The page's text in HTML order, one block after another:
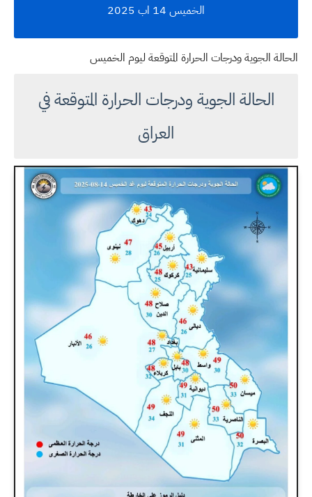
الخميس 14 اب 2025
الحالة الجوية ودرجات الحرارة المتوقعة ليوم الخميس
الحالة الجوية ودرجات الحرارة المتوقعة في
العراق